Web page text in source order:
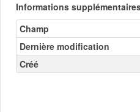
Informations
Champ
Dernière modification
Créé